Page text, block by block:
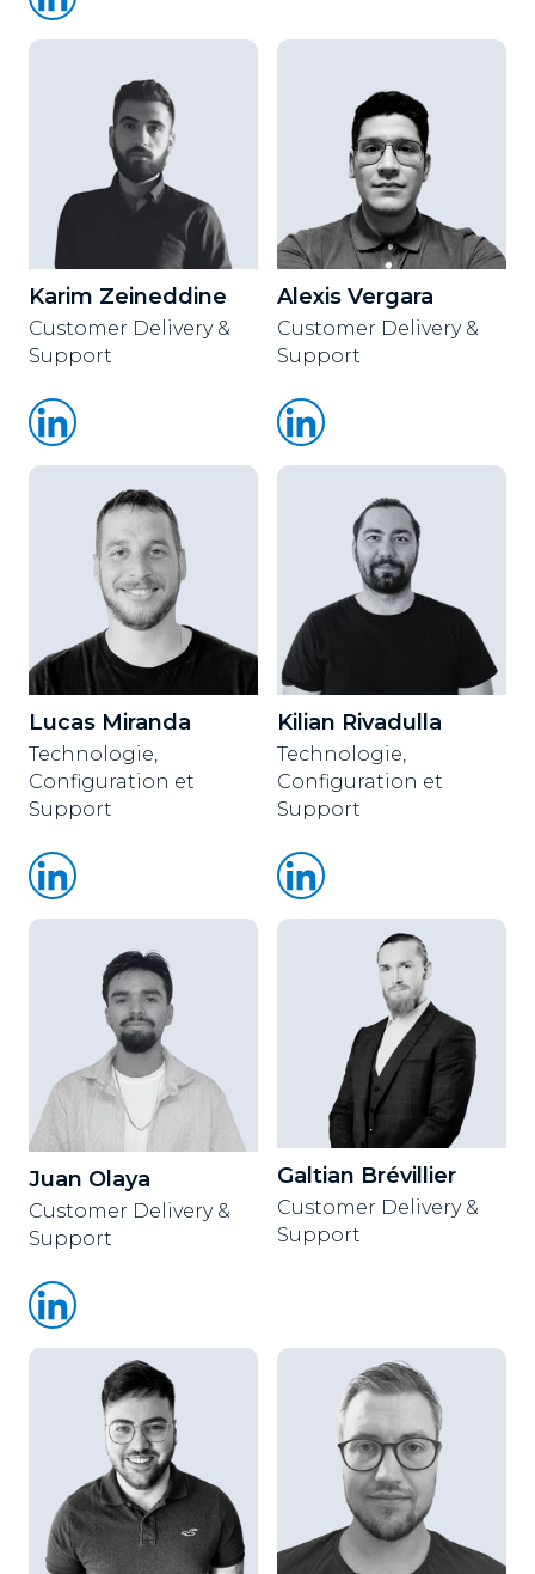
Karim Zeineddine
Customer Delivery &
Support
Alexis Vergara
Customer Delivery &
Support
Lucas Miranda
Technologie,
Configuration et
Support
Kilian Rivadulla
Technologie,
Configuration et
Support
Juan Olaya
Customer Delivery &
Support
Galtian Brévillier
Customer Delivery &
Support